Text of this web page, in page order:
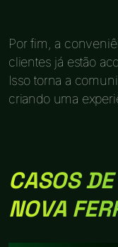
Por fim, a
clientes já estão
Isso torna a
criando uma
CASOS
NOVA